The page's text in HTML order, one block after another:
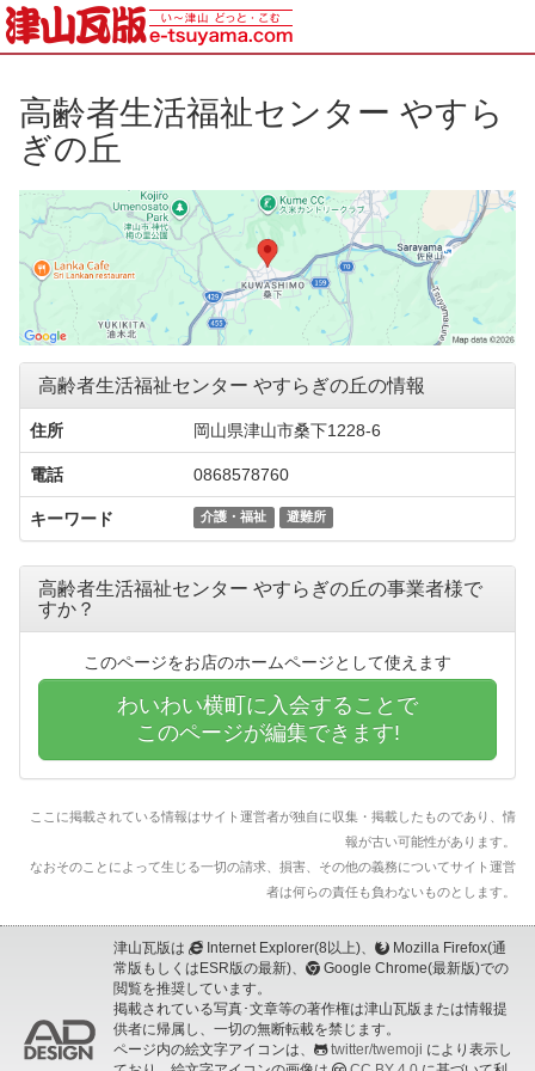
高齢者生活福祉センター やすら
ぎの丘
高齢者生活福祉センター やすらぎの丘の情報
住所 岡山県津山市桑下1228-6
電話 0868578760
キーワード 介護・福祉 避難所
高齢者生活福祉センター やすらぎの丘の事業者様で
すか？
このページをお店のホームページとして使えます
わいわい横町に入会することで
このページが編集できます!
ここに掲載されている情報はサイト運営者が独自に収集・掲載したものであり、情
報が古い可能性があります。
なおそのことによって生じる一切の請求、損害、その他の義務についてサイト運営
者は何らの責任も負わないものとします。
津山瓦版は Internet Explorer(8以上)、
Mozilla Firefox(通
常版もしくはESR版の最新)、
Google Chrome(最新版)での
閲覧を推奨しています。
掲載されている写真･文章等の著作権は津山瓦版または情報提
供者に帰属し、一切の無断転載を禁じます。
ページ内の絵文字アイコンは、
twitter/twemoji により表示し